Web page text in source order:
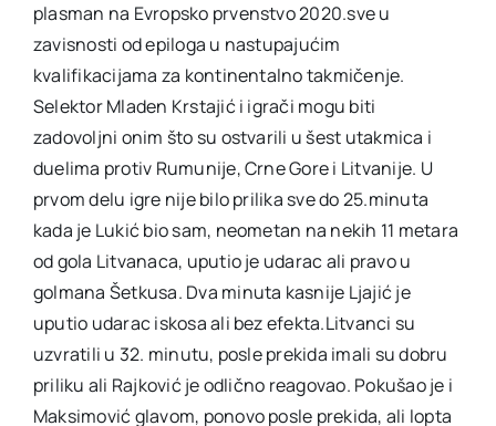
plasman na Evropsko prvenstvo 2020.sve u
zavisnosti od epiloga u nastupajućim
kvalifikacijama za kontinentalno takmičenje.
Selektor Mladen Krstajić i igrači mogu biti
zadovoljni onim što su ostvarili u šest utakmica i
duelima protiv Rumunije, Crne Gore i Litvanije. U
prvom delu igre nije bilo prilika sve do 25.minuta
kada je Lukić bio sam, neometan na nekih 11 metara
od gola Litvanaca, uputio je udarac ali pravo u
golmana Šetkusa. Dva minuta kasnije Ljajić je
uputio udarac iskosa ali bez efekta.Litvanci su
uzvratili u 32. minutu, posle prekida imali su dobru
priliku ali Rajković je odlično reagovao. Pokušao je i
Maksimović glavom, ponovo posle prekida, ali lopta